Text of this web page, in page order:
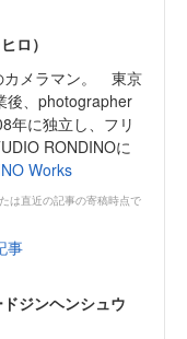
ロ）
カメラマン。 東京
後、photographer
年に独立し、フリ
RONDINOに
Works
は直近の記事の寄稿時点で
事
ジンヘンシュウ